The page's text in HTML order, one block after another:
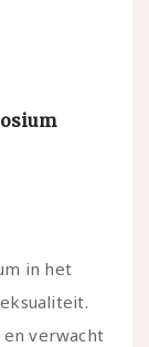
in het
verwacht